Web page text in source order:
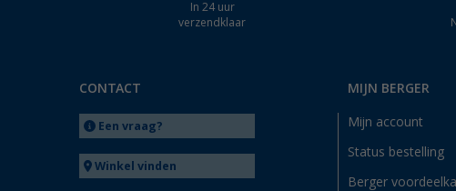
In 24 uur
verzendklaar
CONTACT
Een vraag?
Winkel vinden
MIJN BERGER
Mijn account
Status bestelling
Berger